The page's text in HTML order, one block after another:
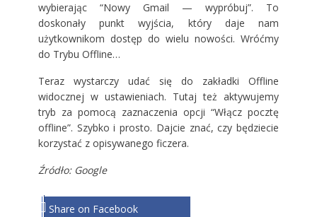
wybierając “Nowy Gmail — wypróbuj”. To
doskonały punkt wyjścia, który daje nam
użytkownikom dostęp do wielu nowości. Wróćmy
do Trybu Offline…
Teraz wystarczy udać się do zakładki Offline
widocznej w ustawieniach. Tutaj też aktywujemy
tryb za pomocą zaznaczenia opcji “Włącz pocztę
offline”. Szybko i prosto. Dajcie znać, czy będziecie
korzystać z opisywanego ficzera.
Źródło: Google
Share on Facebook